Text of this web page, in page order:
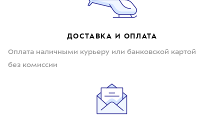
ДОСТАВКА И ОПЛАТА
Оплата наличными курьеру или банковской картой
без комиссии